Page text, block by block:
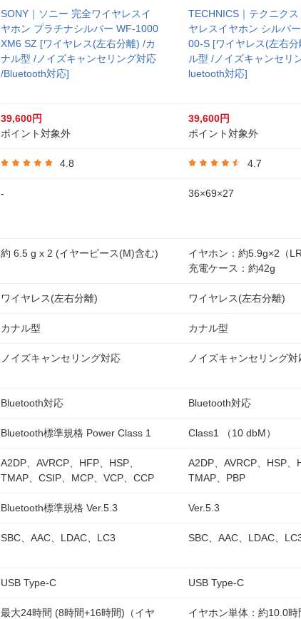
SONY｜ソニー 完全ワイヤレスイ
ヤホン プラチナシルバー WF-1000
XM6 SZ [ワイヤレス(左右分離) /カ
ナル型 /ノイズキャンセリング対応
/Bluetooth対応]
39,600円
ポイント対象外
4.8
-
約 6.5 g x 2 (イヤーピース(M)含む)
ワイヤレス(左右分離)
カナル型
ノイズキャンセリング対応
Bluetooth対応
Bluetooth標準規格 Power Class 1
A2DP、AVRCP、HFP、HSP、
TMAP、CSIP、MCP、VCP、CCP
Bluetooth標準規格 Ver.5.3
SBC、AAC、LDAC、LC3
USB Type-C
最大24時間 (8時間+16時間)（イヤ
TECHNICS｜テクニクス
ヤレスイヤホン シルバ
00-S [ワイヤレス(左右分
ル型 /ノイズキャンセリ
luetooth対応]
39,600円
ポイント対象外
4.7
36×69×27
イヤホン：約5.9g×2（
充電ケース：約42g
ワイヤレス(左右分離)
カナル型
ノイズキャンセリング対
Bluetooth対応
Class1 （10 dbM）
A2DP、AVRCP、HSP、
TMAP、PBP
Ver.5.3
SBC、AAC、LDAC、
USB Type-C
イヤホン単体：約10.0時